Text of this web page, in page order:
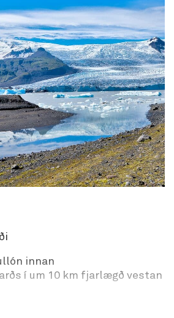
12 mánuði ársins en bent er á
og apríl mánuði.
W023°57.9035
W023°57.9035
innan
í um 10 km fjarlægð vestan